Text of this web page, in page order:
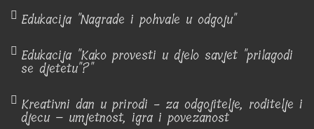
Edukacija "Nagrade i pohvale u odgoju"
Edukacija "Kako provesti u djelo savjet "prilagodi
se djetetu"?"
Kreativni dan u prirodi - za odgojitelje, roditelje i
djecu – umjetnost, igra i povezanost